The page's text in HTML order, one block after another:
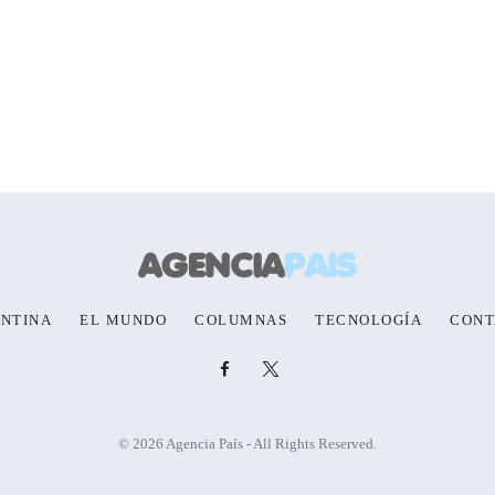
EL MUNDO COLUMNAS TECNOLOGÍA
© 2026 Agencia País - All Rights Reserved.